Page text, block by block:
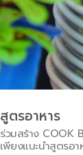
สูตรอาหาร
ร่วมสร้าง COOK
เพียงแนะนำสูตรอ